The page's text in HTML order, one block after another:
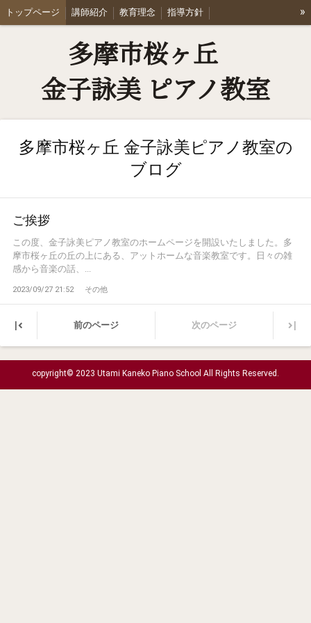
トップページ 講師紹介 教育理念 指導方針
Q & A ブログ リンク集 会員専用ページ
»
多摩市桜ヶ丘
金子詠美 ピアノ教室
多摩市桜ヶ丘 金子詠美ピアノ教室の
ブログ
ご挨拶
この度、金子詠美ピアノ教室のホームページを開設いたしました。多
摩市桜ヶ丘の丘の上にある、アットホームな音楽教室です。日々の雑
感から音楽の話、...
2023/09/27 21:52 その他
| 前のページ 次のページ |
copyright© 2023 Utami Kaneko Piano School All Rights Reserved.